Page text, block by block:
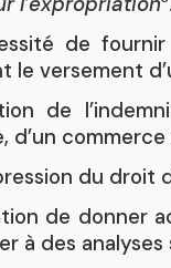
de
le versement
de
d’un
du droit
de donner
à des